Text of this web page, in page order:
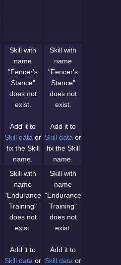
Skill with
name
"Fencer's
Stance"
does not
exist.
Add it to
Skill data or
fix the Skill
name.
Skill with
name
"Fencer's
Stance"
does not
exist.
Add it to
Skill data or
fix the Skill
name.
Skill with
name
"Endurance
Training"
does not
exist.
Add it to
Skill data or
Skill with
name
"Endurance
Training"
does not
exist.
Add it to
Skill data or